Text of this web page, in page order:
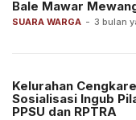
SUARA WARGA - 3 bulan
Bale Mawar
Kelurahan
Sosialisasi Ingub
PPSU dan RPTRA